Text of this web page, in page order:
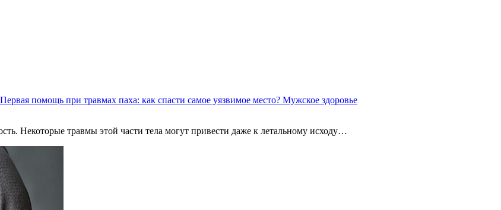
Первая помощь при травмах паха: как спасти самое уязвимое место? Мужское здоровье
Некоторые травмы этой части тела могут привести даже к летальному исходу…